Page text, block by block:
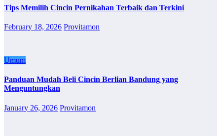
Tips Memilih Cincin Pernikahan Terbaik dan Terkini
February 18, 2026 Provitamon
Umum
Panduan Mudah Beli Cincin Berlian Bandung yang
Menguntungkan
January 26, 2026 Provitamon